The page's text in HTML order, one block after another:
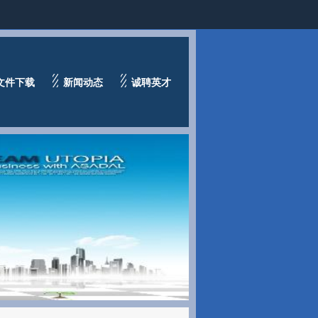
件下载 新闻动态 诚聘英才